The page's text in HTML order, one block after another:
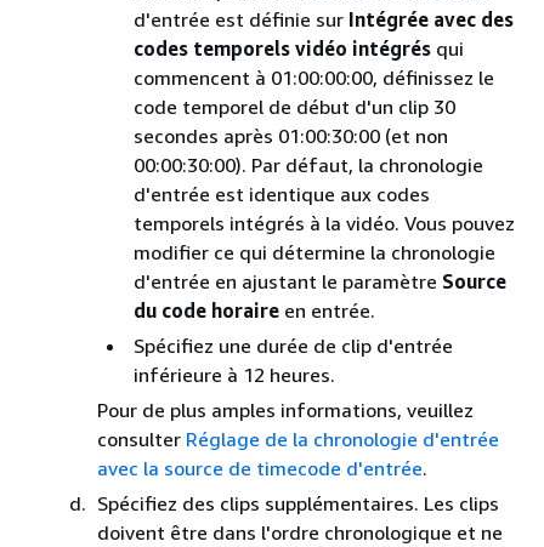
d'entrée est définie sur Intégrée avec des
codes temporels vidéo intégrés qui
commencent à 01:00:00:00, définissez le
code temporel de début d'un clip 30
secondes après 01:00:30:00 (et non
00:00:30:00). Par défaut, la chronologie
d'entrée est identique aux codes
temporels intégrés à la vidéo. Vous pouvez
modifier ce qui détermine la chronologie
d'entrée en ajustant le paramètre Source
du code horaire en entrée.
Spécifiez une durée de clip d'entrée
inférieure à 12 heures.
Pour de plus amples informations, veuillez
consulter Réglage de la chronologie d'entrée
avec la source de timecode d'entrée.
Spécifiez des clips supplémentaires. Les clips
doivent être dans l'ordre chronologique et ne